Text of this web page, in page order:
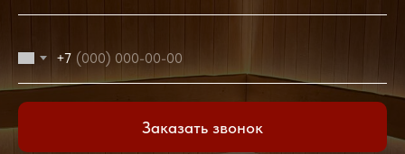
+7
Заказать звонок